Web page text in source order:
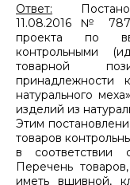
Ответ:
11.08.2016 № 787
проекта по
контрольными
товарной
натурального
изделий из
Этим
товаров
в
Перечень
иметь вшивной,